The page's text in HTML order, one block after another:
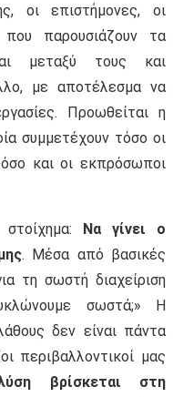
οι επιστήμονες, οι
που παρουσιάζουν τα
μεταξύ τους και
με αποτέλεσμα να
Προωθείται η
συμμετέχουν τόσο οι
όσο και οι εκπρόσωποι
Να γίνει ο
. Μέσα από βασικές
τη σωστή διαχείριση
σωστά;» Η
δεν είναι πάντα
περιβαλλοντικοί μας
βρίσκεται στη